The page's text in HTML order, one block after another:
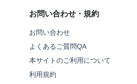
お問い合わせ・規約
お問い合わせ
よくあるご質問QA
本サイトのご利用について
利用規約